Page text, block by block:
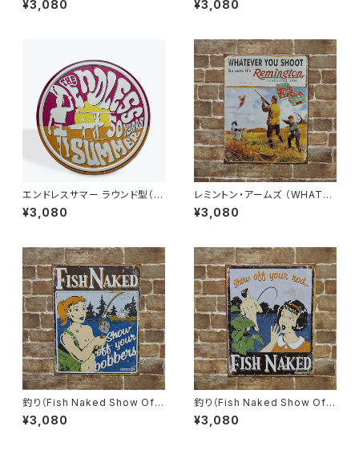
キ看板
¥3,080 ¥3,080
エンドレスサマー ラウンド型（T
HE ENDLESS SUMMER）アメ
リカンブリキ看板
¥3,080
レミントン・アームズ （WHATE
VER YOU SHOOT）アメリカン
ブリキ看板
¥3,080
釣り（Fish Naked Show Off
Your Bobbers）アメリカンブリ
キ看板
¥3,080
釣り（Fish Naked Show Off
Your Rod）アメリカンブリキ看
板
¥3,080